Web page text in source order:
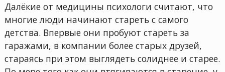
Далёкие от медицины психологи считают, что
многие люди начинают стареть с самого
детства. Впервые они пробуют стареть за
гаражами, в компании более старых друзей,
стараясь при этом выглядеть солиднее и старее.